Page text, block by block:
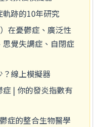
跡的10年研究
在憂鬱症、廣泛性
覺失調症、自閉症
？線上模擬器
| 你的發炎指數有
症的整合生物醫學